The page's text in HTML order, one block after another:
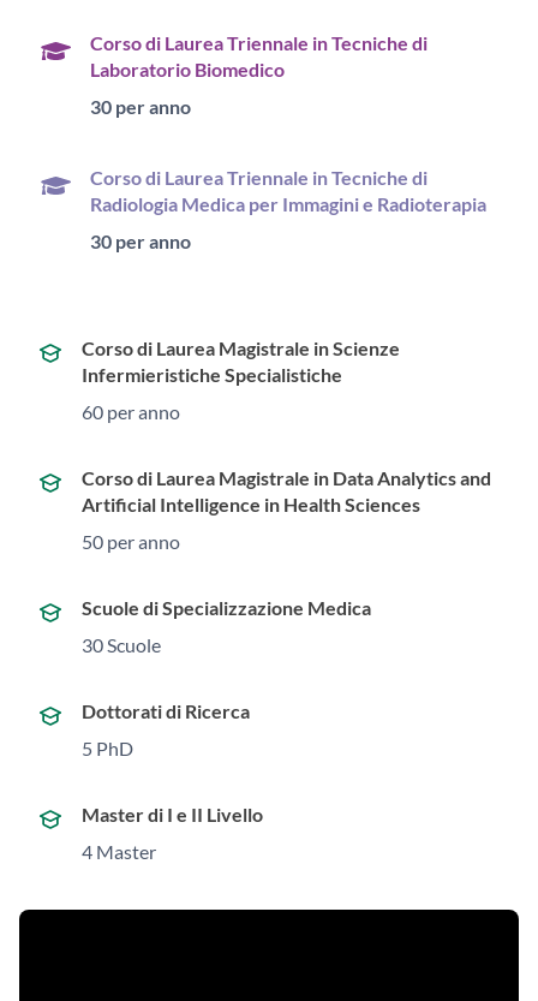
Corso di Laurea Triennale in Tecniche di
Laboratorio Biomedico
30 per anno
Corso di Laurea Triennale in Tecniche di
Radiologia Medica per Immagini e Radioterapia
30 per anno
Corso di Laurea Magistrale in Scienze
Infermieristiche Specialistiche
60 per anno
Corso di Laurea Magistrale in Data Analytics and
Artificial Intelligence in Health Sciences
50 per anno
Scuole di Specializzazione Medica
30 Scuole
Dottorati di Ricerca
5 PhD
Master di I e II Livello
4 Master